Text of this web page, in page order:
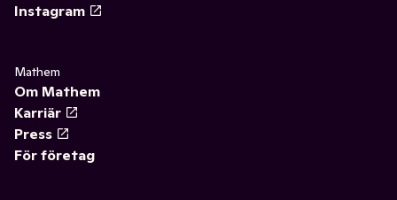
Instagram
Mathem
Om Mathem
Karriär
Press
För företag